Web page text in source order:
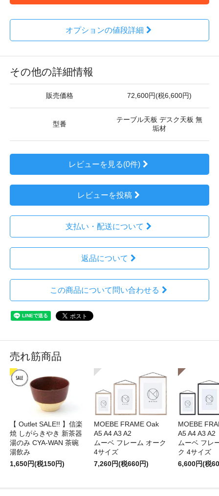
オプションの値段詳細
その他の詳細情報
販売価格 72,600円(税6,600円)
型番
テーブル天板 デスク天板 無
垢材
レビューを見る(0件)
レビューを投稿
支払い・配送について
返品について
この商品について問い合わせる
売れ筋商品
【 Outlet SALE!! 】信楽
焼 しがらきやき 新茶器
湯のみ CYA-WAN 茶碗
湯飲み
1,650円(税150円)
MOEBE FRAME Oak
A5 A4 A3 A2
ムーベ フレーム オーク
4サイズ
7,260円(税660円)
MOEBE
A5 A4 A3 A2
ムーベ フレ
ク 4サイズ
6,600円(税